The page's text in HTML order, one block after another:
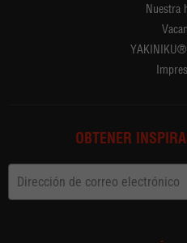
Nuestra
OBTENER